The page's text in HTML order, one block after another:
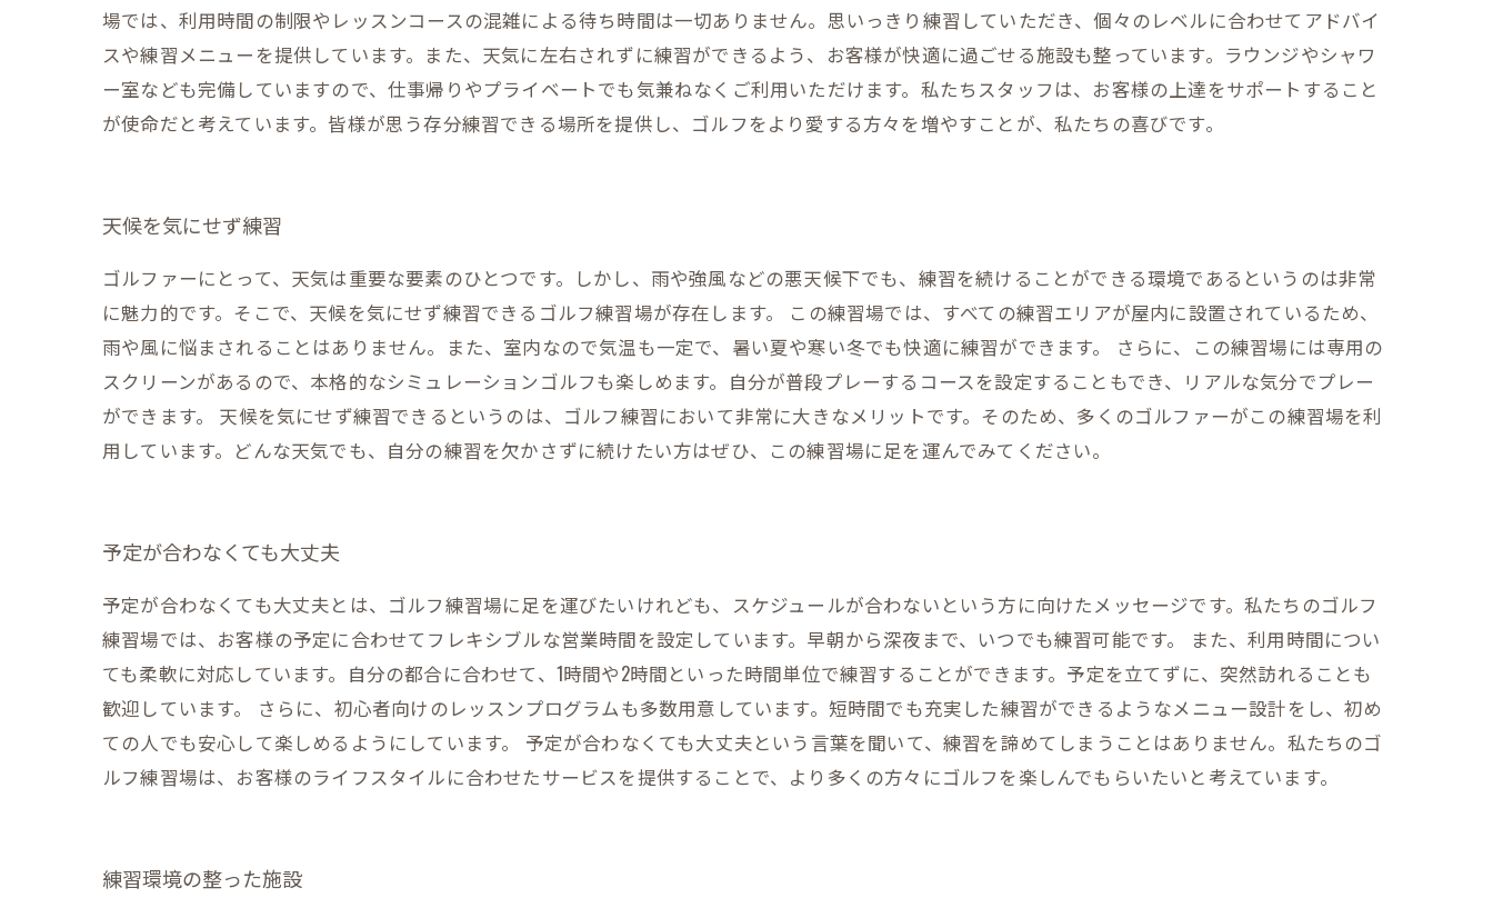
場では、利用時間の制限やレッスンコースの混雑による待ち時間は一切ありません。思いっきり練習していただき、個々のレベルに合わせてアドバイ
スや練習メニューを提供しています。また、天気に左右されずに練習ができるよう、お客様が快適に過ごせる施設も整っています。ラウンジやシャワ
ー室なども完備していますので、仕事帰りやプライベートでも気兼ねなくご利用いただけます。私たちスタッフは、お客様の上達をサポートすること
が使命だと考えています。皆様が思う存分練習できる場所を提供し、ゴルフをより愛する方々を増やすことが、私たちの喜びです。
天候を気にせず練習
ゴルファーにとって、天気は重要な要素のひとつです。しかし、雨や強風などの悪天候下でも、練習を続けることができる環境であるというのは非常
に魅力的です。そこで、天候を気にせず練習できるゴルフ練習場が存在します。 この練習場では、すべての練習エリアが屋内に設置されているため、
雨や風に悩まされることはありません。また、室内なので気温も一定で、暑い夏や寒い冬でも快適に練習ができます。 さらに、この練習場には専用の
スクリーンがあるので、本格的なシミュレーションゴルフも楽しめます。自分が普段プレーするコースを設定することもでき、リアルな気分でプレー
ができます。 天候を気にせず練習できるというのは、ゴルフ練習において非常に大きなメリットです。そのため、多くのゴルファーがこの練習場を利
用しています。どんな天気でも、自分の練習を欠かさずに続けたい方はぜひ、この練習場に足を運んでみてください。
予定が合わなくても大丈夫
予定が合わなくても大丈夫とは、ゴルフ練習場に足を運びたいけれども、スケジュールが合わないという方に向けたメッセージです。私たちのゴルフ
練習場では、お客様の予定に合わせてフレキシブルな営業時間を設定しています。早朝から深夜まで、いつでも練習可能です。 また、利用時間につい
ても柔軟に対応しています。自分の都合に合わせて、1時間や2時間といった時間単位で練習することができます。予定を立てずに、突然訪れることも
歓迎しています。 さらに、初心者向けのレッスンプログラムも多数用意しています。短時間でも充実した練習ができるようなメニュー設計をし、初め
ての人でも安心して楽しめるようにしています。 予定が合わなくても大丈夫という言葉を聞いて、練習を諦めてしまうことはありません。私たちのゴ
ルフ練習場は、お客様のライフスタイルに合わせたサービスを提供することで、より多くの方々にゴルフを楽しんでもらいたいと考えています。
練習環境の整った施設